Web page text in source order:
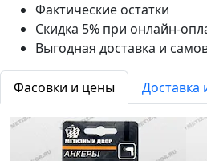
Фактические остатки
Скидка 5% при онлайн-
Выгодная доставка и
Фасовки и цены Доставка